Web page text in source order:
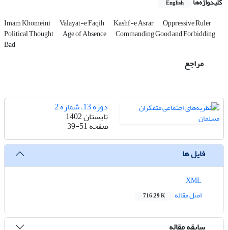
English
Imam Khomeini Valayat-e Faqih Kashf-e Asrar Oppressive Ruler
Political Thought Age of Absence Commanding Good and Forbidding
Bad
مراجع
دوره 13، شماره 2
تابستان 1402
صفحه39-51
فایل ها
اصل مقاله
716.29 K
سابقه مقاله